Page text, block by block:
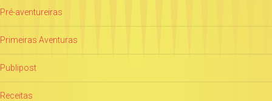
Pré-aventureiras
Primeiras Aventuras
Publipost
Receitas